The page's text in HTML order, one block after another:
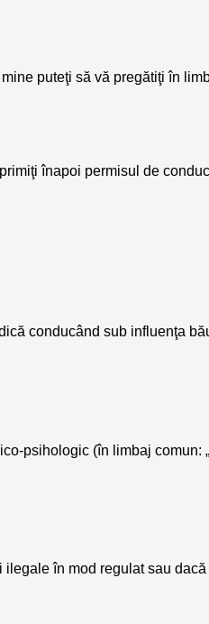
puteţi să vă pregătiţi în
înapoi permisul de
conducând sub influenţa
psihologic (în limbaj comun:
în mod regulat sau